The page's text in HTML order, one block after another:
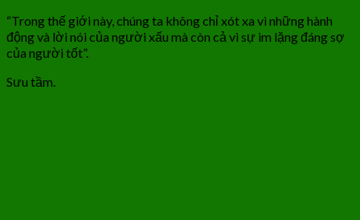
“Trong thế giới này, chúng ta không chỉ xót xa vì những hành
động và lời nói của người xấu mà còn cả vì sự im lặng đáng sợ
của người tốt”.
Sưu tầm.